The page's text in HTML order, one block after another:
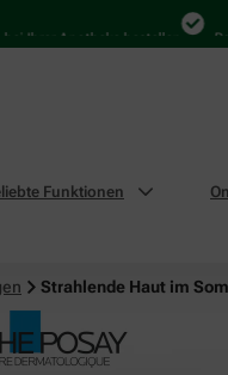
Apotheke bestellen Bequem
Funktionen
Strahlende Haut im